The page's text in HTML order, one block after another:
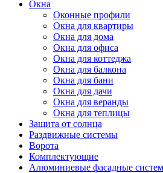
Окна
Оконные профили
Окна для квартиры
Окна для дома
Окна для офиса
Окна для коттеджа
Окна для балкона
Окна для бани
Окна для дачи
Окна для веранды
Окна для теплицы
Защита от солнца
Раздвижные системы
Ворота
Комплектующие
Алюминиевые фасадные